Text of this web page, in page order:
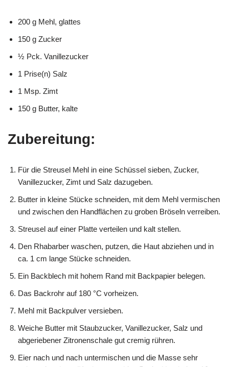
200 g Mehl, glattes
150 g Zucker
½ Pck. Vanillezucker
1 Prise(n) Salz
1 Msp. Zimt
150 g Butter, kalte
Zubereitung:
Für die Streusel Mehl in eine Schüssel sieben, Zucker,
Vanillezucker, Zimt und Salz dazugeben.
Butter in kleine Stücke schneiden, mit dem Mehl vermischen
und zwischen den Handflächen zu groben Bröseln verreiben.
Streusel auf einer Platte verteilen und kalt stellen.
Den Rhabarber waschen, putzen, die Haut abziehen und in
ca. 1 cm lange Stücke schneiden.
Ein Backblech mit hohem Rand mit Backpapier belegen.
Das Backrohr auf 180 °C vorheizen.
Mehl mit Backpulver versieben.
Weiche Butter mit Staubzucker, Vanillezucker, Salz und
abgeriebener Zitronenschale gut cremig rühren.
Eier nach und nach untermischen und die Masse sehr